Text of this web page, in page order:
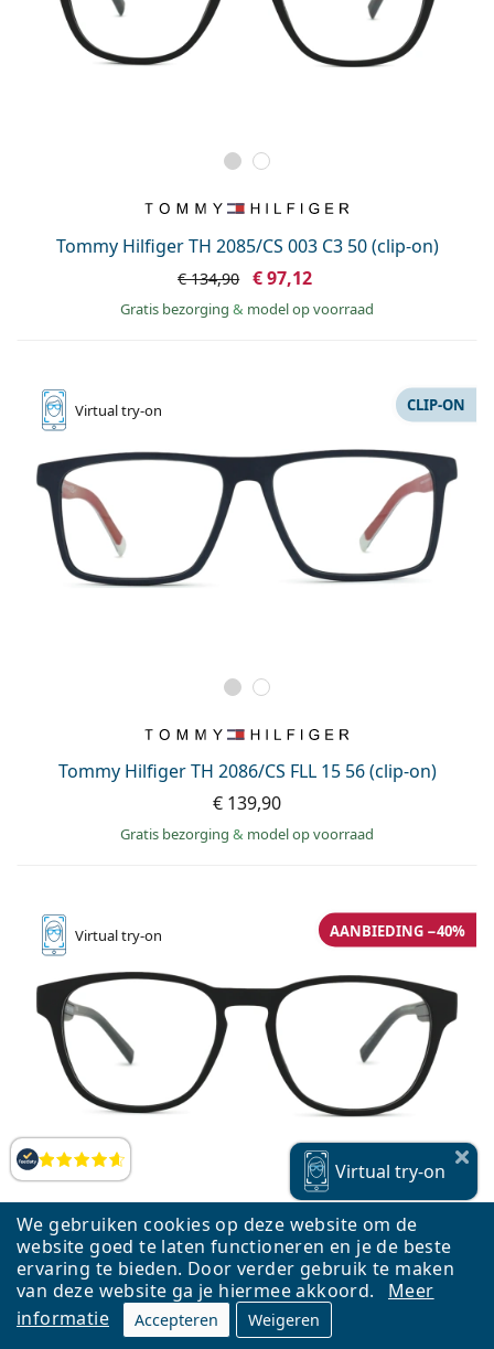
We gebruiken cookies op deze website om de
website goed te laten functioneren en je de beste
ervaring te bieden. Door verder gebruik te maken
van deze website ga je hiermee akkoord.
Meer
informatie
Accepteren Weigeren
Beoordelingen
Tommy Hilfiger TH 2085/CS 003 C3 50 (clip-on)
€ 134,90 € 97,12
Gratis bezorging & model op voorraad
Virtualtry-on
Tommy Hilfiger TH 2086/CS FLL 15 56 (clip-on)
CLIP-ON
€ 139,90
Gratis bezorging & model op voorraad
Virtualtry-on
Tommy Hilfiger TH 2092 003 18 52
AANBIEDING −40%
€ 116,90 € 70,14
Virtual try-on